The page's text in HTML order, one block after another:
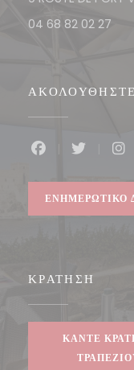
04 68 82 02 27
Facebook
ΕΝΗΜΕΡΩΤΙΚΌ
ΚΡΆΤΗΣΗ
ΚΆΝΤΕ